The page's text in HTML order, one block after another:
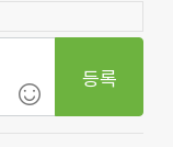
등록